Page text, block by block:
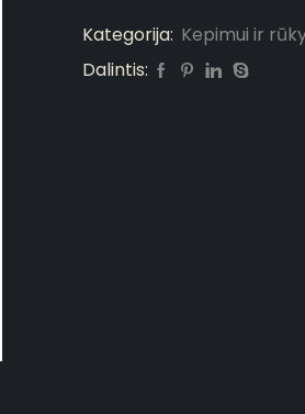
Kategorija: Kepimui ir
Dalintis: